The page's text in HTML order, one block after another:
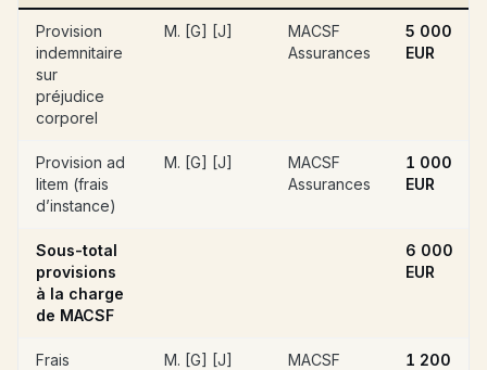
Provision
indemnitaire
sur
préjudice
corporel
M. [G] [J]
MACSF
Assurances
5 000
EUR
Provision ad
litem (frais
d’instance)
M. [G] [J]
MACSF
Assurances
1 000
EUR
Sous-total
provisions
à la charge
de MACSF
6 000
EUR
Frais
M. [G] [J]
MACSF
1 200